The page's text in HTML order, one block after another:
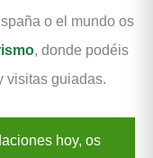
o el mundo os
, donde podéis
visitas guiadas.
hoy, os